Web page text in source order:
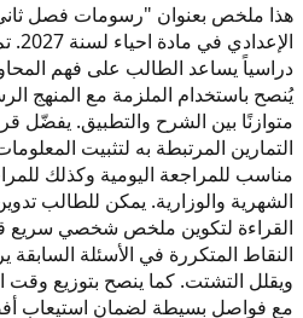
هذا ملخص بعنوان "رسومات فصل
دراسياً يساعد الطالب على فهم
يُنصح باستخدام الملزمة مع المنهج
متوازنًا بين الشرح والتطبيق. يفضّل
التمارين المرتبطة به لتثبيت
مناسب للمراجعة اليومية وكذلك
الشهرية والوزارية. يمكن للطالب
القراءة لتكوين ملخص شخصي سريع
النقاط المتكررة في الأسئلة السابقة
ويقلل التشتت. كما ينصح بتوزيع
مع فواصل بسيطة لضمان استيعاب